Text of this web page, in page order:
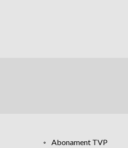
Abonament TVP